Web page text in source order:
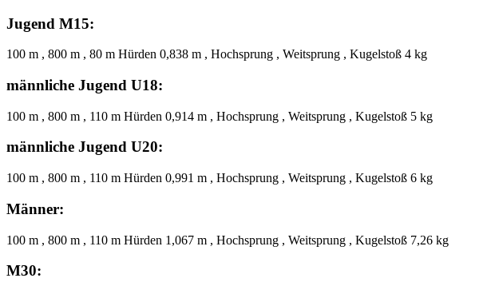
Jugend M15:
100 m , 800 m , 80 m Hürden 0,838 m , Hochsprung , Weitsprung , Kugelstoß 4 kg
männliche Jugend U18:
100 m , 800 m , 110 m Hürden 0,914 m , Hochsprung , Weitsprung , Kugelstoß 5 kg
männliche Jugend U20:
100 m , 800 m , 110 m Hürden 0,991 m , Hochsprung , Weitsprung , Kugelstoß 6 kg
Männer:
100 m , 800 m , 110 m Hürden 1,067 m , Hochsprung , Weitsprung , Kugelstoß 7,26 kg
M30: